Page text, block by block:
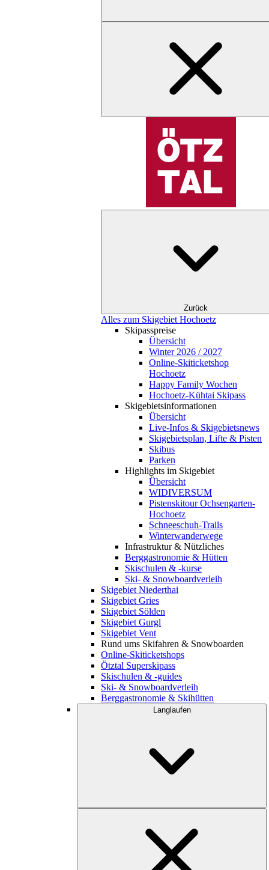
Zurück
Alles zum Skigebiet Hochoetz
Skipasspreise
Übersicht
Winter 2026 / 2027
Online-Skiticketshop
Hochoetz
Happy Family Wochen
Hochoetz-Kühtai Skipass
Skigebietsinformationen
Übersicht
Live-Infos & Skigebietsnews
Skigebietsplan, Lifte & Pisten
Skibus
Parken
Highlights im Skigebiet
Übersicht
WIDIVERSUM
Pistenskitour Ochsengarten-
Hochoetz
Schneeschuh-Trails
Winterwanderwege
Infrastruktur & Nützliches
Berggastronomie & Hütten
Skischulen & -kurse
Ski- & Snowboardverleih
Skigebiet Niederthai
Skigebiet Gries
Skigebiet Sölden
Skigebiet Gurgl
Skigebiet Vent
Rund ums Skifahren & Snowboarden
Online-Skiticketshops
Ötztal Superskipass
Skischulen & -guides
Ski- & Snowboardverleih
Berggastronomie & Skihütten
Langlaufen